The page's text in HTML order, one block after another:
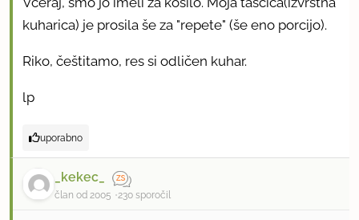
kuharica) je prosila še za "repete" (še eno porcijo).
Riko, češtitamo, res si odličen kuhar.
lp
uporabno
_kekec_
član od 2005 230 sporočil